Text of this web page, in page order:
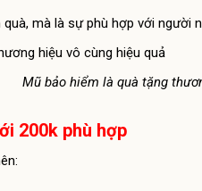
mà là sự phù hợp với người
Mũ bảo hiểm là quà tặng
200k phù hợp